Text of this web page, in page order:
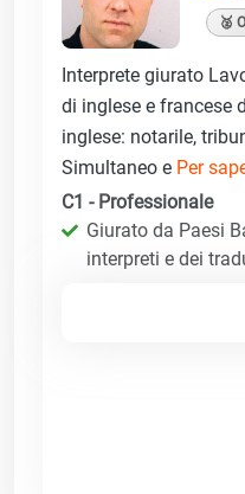
🥈
Interprete giurato
di inglese e francese
inglese: notarile,
Simultaneo e Per
C1 - Professionale
Giurato da Paesi
interpreti e dei